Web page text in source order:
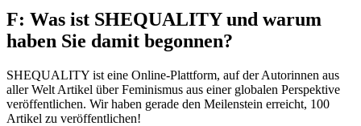
F: Was ist SHEQUALITY und warum
haben Sie damit begonnen?
SHEQUALITY ist eine Online-Plattform, auf der Autorinnen aus
aller Welt Artikel über Feminismus aus einer globalen Perspektive
veröffentlichen. Wir haben gerade den Meilenstein erreicht, 100
Artikel zu veröffentlichen!